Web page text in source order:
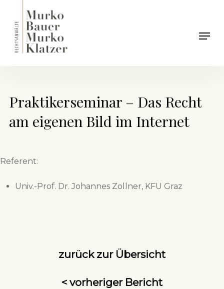
main
content
Menu
Praktikerseminar – Das Recht
am eigenen Bild im Internet
Referent:
Univ.-Prof. Dr. Johannes Zollner, KFU Graz
zurück zur Übersicht
< vorheriger Bericht